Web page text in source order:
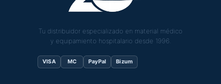
Tu distribuidor especializado en material médico
y equipamiento hospitalario desde 1996.
VISA MC PayPal Bizum